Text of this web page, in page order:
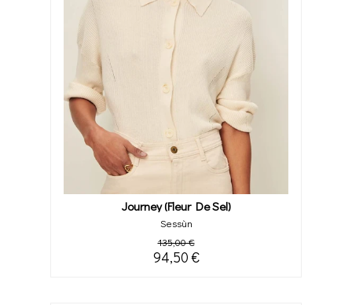
Journey (fleur De Sel)
Sessùn
135,00 €
94,50 €